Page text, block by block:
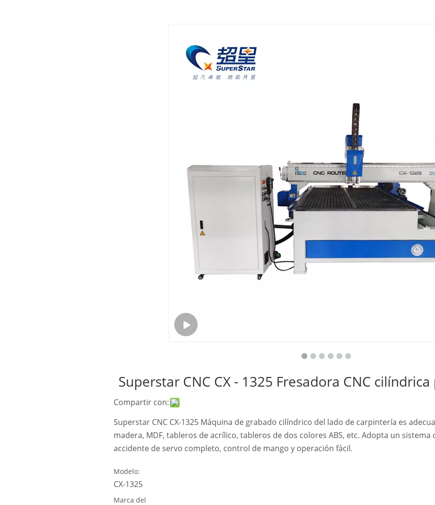
Superstar CNC CX - 1325 Fresadora CNC
Compartir con:
Superstar CNC CX-1325 Máquina de grabado cilíndrico del lado de carpintería es
madera, MDF, tableros de acrílico, tableros de dos colores ABS, etc. Adopta un
accidente de servo completo, control de mango y operación fácil.
Modelo:
CX-1325
Marca del